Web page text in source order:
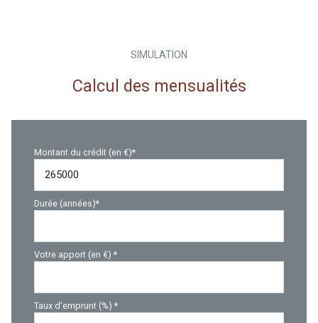
SIMULATION
Calcul des mensualités
Montant du crédit (en €)*
Durée (années)*
Votre apport (en €) *
Taux d'emprunt (%) *